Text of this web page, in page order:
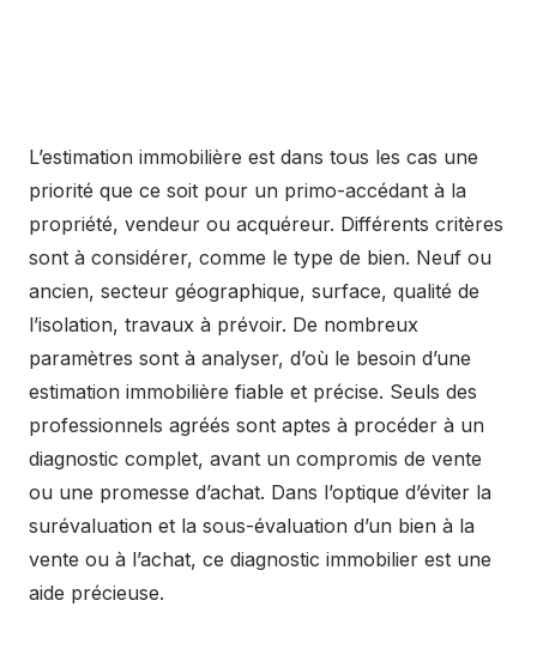
L’estimation immobilière est dans tous les cas une
priorité que ce soit pour un primo-accédant à la
propriété, vendeur ou acquéreur. Différents critères
sont à considérer, comme le type de bien. Neuf ou
ancien, secteur géographique, surface, qualité de
l’isolation, travaux à prévoir. De nombreux
paramètres sont à analyser, d’où le besoin d’une
estimation immobilière fiable et précise. Seuls des
professionnels agréés sont aptes à procéder à un
diagnostic complet, avant un compromis de vente
ou une promesse d’achat. Dans l’optique d’éviter la
surévaluation et la sous-évaluation d’un bien à la
vente ou à l’achat, ce diagnostic immobilier est une
aide précieuse.